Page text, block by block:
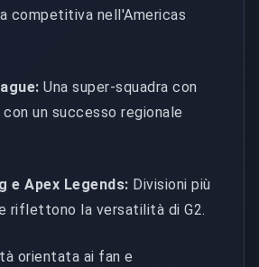
competitiva nell'Americas
Una super-squadra con
con un successo regionale
e Apex Legends: Divisioni più
riflettono la versatilità di G2.
orientata ai fan e